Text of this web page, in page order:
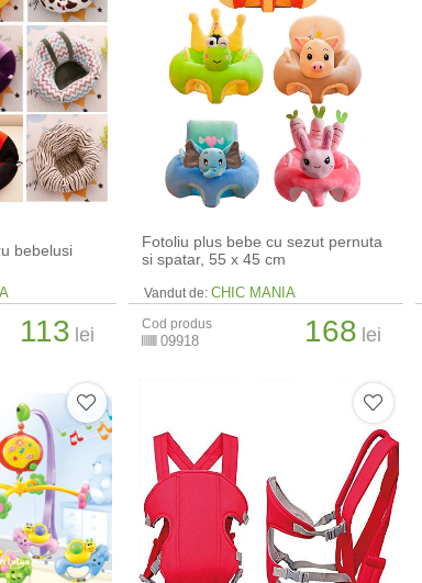
bebelusi
113 lei
Fotoliu plus bebe cu sezut pernuta
si spatar, 55 x 45 cm
Vandut de: CHIC MANIA
Cod produs
09918 168 lei